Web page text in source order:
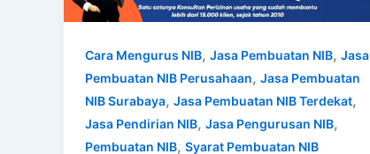
Cara Mengurus NIB, Jasa Pembuatan NIB, Jasa
Pembuatan NIB Perusahaan, Jasa Pembuatan
NIB Surabaya, Jasa Pembuatan NIB Terdekat,
Jasa Pendirian NIB, Jasa Pengurusan NIB,
Pembuatan NIB, Syarat Pembuatan NIB